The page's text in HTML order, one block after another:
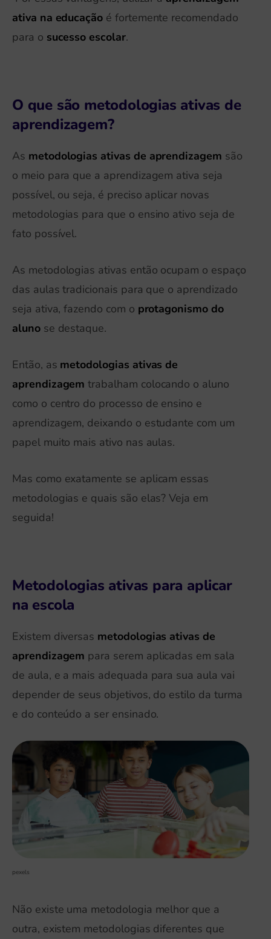
ativa na educação é fortemente recomendado
para o sucesso escolar.
O que são metodologias ativas de
aprendizagem?
As metodologias ativas de aprendizagem são
o meio para que a aprendizagem ativa seja
possível, ou seja, é preciso aplicar novas
metodologias para que o ensino ativo seja de
fato possível.
As metodologias ativas então ocupam o espaço
das aulas tradicionais para que o aprendizado
seja ativa, fazendo com o protagonismo do
alunose destaque.
Então, as metodologias ativas de
aprendizagem trabalham colocando o aluno
como o centro do processo de ensino e
aprendizagem, deixando o estudante com um
papel muito mais ativo nas aulas.
Mas como exatamente se aplicam essas
metodologias e quais são elas? Veja em
seguida!
Metodologias ativas para aplicar
na escola
Existem diversas metodologias ativas de
aprendizagem para serem aplicadas em sala
de aula, e a mais adequada para sua aula vai
depender de seus objetivos, do estilo da turma
e do conteúdo a ser ensinado.
pexels
Não existe uma metodologia melhor que a
outra, existem metodologias diferentes que